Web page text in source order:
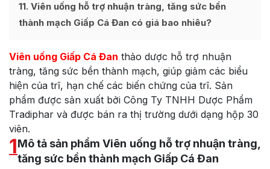
11 Viên uống hỗ trợ nhuận tràng, tăng sức bền
thành mạch Giấp Cá Đan có giá bao nhiêu?
Viên uống Giấp Cá Đan thảo dược hỗ trợ nhuận
tràng, tăng sức bền thành mạch, giúp giảm các biểu
hiện của trĩ, hạn chế các biến chứng của trĩ. Sản
phẩm được sản xuất bởi Công Ty TNHH Dược Phẩm
Tradiphar và được bán ra thị trường dưới dạng hộp 30
viên.
1Mô tả sản phẩm Viên uống hỗ trợ nhuận tràng,
tăng sức bền thành mạch Giấp Cá Đan